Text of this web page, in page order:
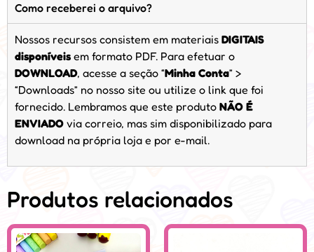
Como receberei o arquivo?
Nossos recursos consistem em materiais DIGITAIS
disponíveis em formato PDF. Para efetuar o
DOWNLOAD, acesse a seção “Minha Conta” >
“Downloads” no nosso site ou utilize o link que foi
fornecido. Lembramos que este produto NÃO É
ENVIADO via correio, mas sim disponibilizado para
download na própria loja e por e-mail.
Produtos relacionados